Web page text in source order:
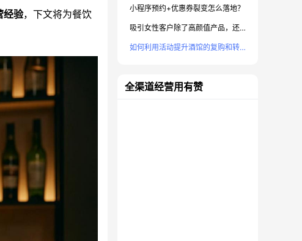
经验，下文将为餐饮
小程序预约+优惠券裂变怎么落地？
吸引女性客户除了高颜值产品，还要注意什么？
如何利用活动提升酒馆的复购和转介绍率？
全渠道经营用有赞